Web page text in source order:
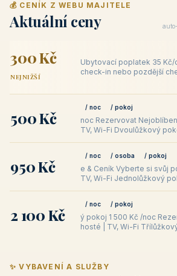
💰 CENÍK Z WEBU MAJITELE
Aktuální ceny
300 Kč
NEJNIŽŠÍ
Ubytovací poplatek 35 Kč/
check-in nebo pozdější
500 Kč
/ noc / pokoj
noc Rezervovat
TV, Wi-Fi Dvoulůžkový
950 Kč
/ noc / osoba / pokoj
e & Ceník Vyberte si svůj
TV, Wi-Fi Jednolůžkový
2 100 Kč
/ noc / pokoj
ý pokoj 1 500 Kč /noc
hosté | TV, Wi-Fi
✨ VYBAVENÍ A SLUŽBY